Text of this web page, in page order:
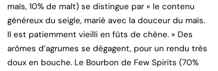
maïs, 10% de malt) se distingue par « le contenu
généreux du seigle, marié avec la douceur du maïs.
Il est patiemment vieilli en fûts de chêne. » Des
arômes d’agrumes se dégagent, pour un rendu très
doux en bouche. Le Bourbon de Few Spirits (70%